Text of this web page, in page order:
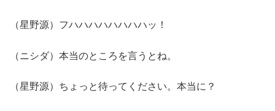
（星野源）フハハハハハハハハッ！
（ニシダ）本当のところを言うとね。
（星野源）ちょっと待ってください。本当に？